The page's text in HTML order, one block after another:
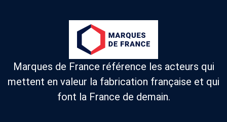
Marques de France référence les acteurs qui
mettent en valeur la fabrication française et qui
font la France de demain.